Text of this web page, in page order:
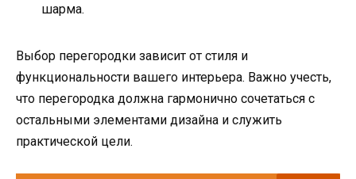
шарма.
Выбор перегородки зависит от стиля и
функциональности вашего интерьера. Важно учесть,
что перегородка должна гармонично сочетаться с
остальными элементами дизайна и служить
практической цели.